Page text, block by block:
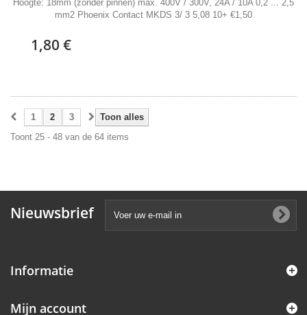
Hoogte: 18mm (zonder pinnen) max. 400V / 300V, 24A / 10A 0,2 ... 2,5
mm2 Phoenix Contact MKDS 3/ 3 5,08 10+ €1,50
1,80 €
Toon alles
1 2
3
Toont 25 - 48 van de 64 items
Nieuwsbrief
Informatie
Mijn account